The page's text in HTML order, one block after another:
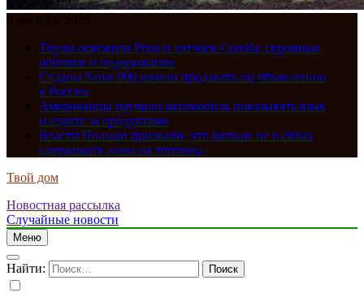
6 августа, 2026
Toyota освежила Prius и хэтчбек Corolla: скромные
обновки и подорожание
Седаны Senat 900 начали продавать по объявлению
в России
Американцы научили автомобиль показывать язык
и ездить за продуктами
Власти Польши признали, что больше не в силах
сдерживать цены на топливо
Твой дом
Новостная рассылка
Случайные новости
Меню
Найти: